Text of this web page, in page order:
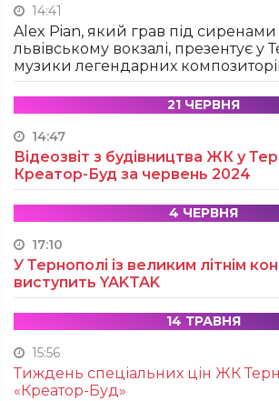
14:41
Alex Pian, який грав під сиренами
львівському вокзалі, презентує у
музики легендарних
21 ЧЕРВНЯ
14:47
Відеозвіт з будівництва ЖК у
Креатор-Буд за червень 2024
4 ЧЕРВНЯ
17:10
У Тернополі із великим літнім
виступить YAKTAK
14 ТРАВНЯ
15:56
Тиждень спеціальних цін ЖК
«Креатор-Буд»